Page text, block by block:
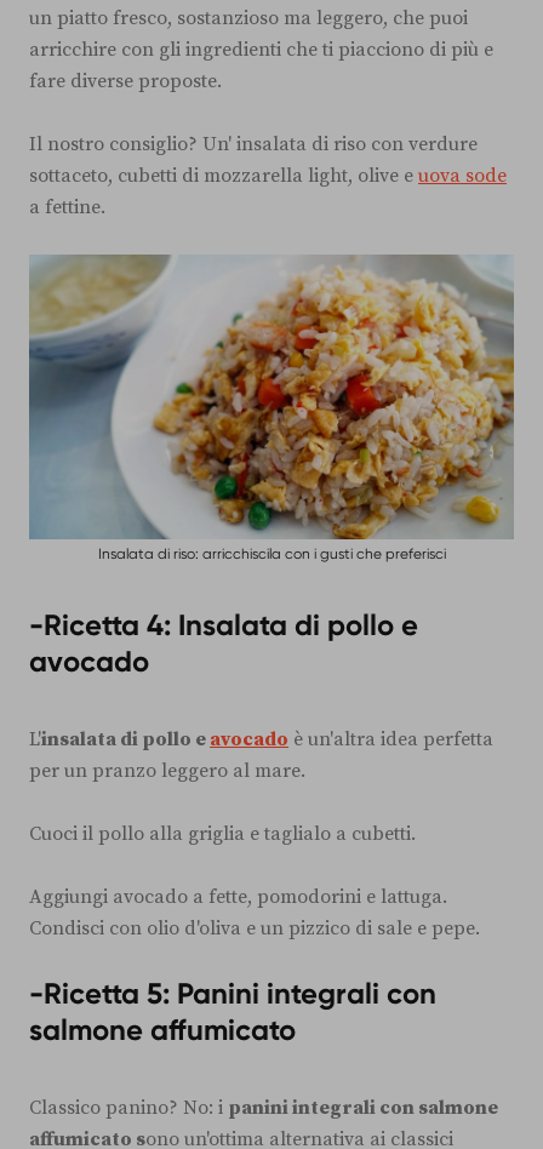
un piatto fresco, sostanzioso ma leggero, che puoi
arricchire con gli ingredienti che ti piacciono di più e
fare diverse proposte.
Il nostro consiglio? Un' insalata di riso con verdure
sottaceto, cubetti di mozzarella light, olive e uova sode
a fettine.
Insalata di riso: arricchiscila con i gusti che preferisci
-Ricetta 4: Insalata di pollo e
avocado
L'insalata di pollo e avocado è un'altra idea perfetta
per un pranzo leggero al mare.
Cuoci il pollo alla griglia e taglialo a cubetti.
Aggiungi avocado a fette, pomodorini e lattuga.
Condisci con olio d'oliva e un pizzico di sale e pepe.
-Ricetta 5: Panini integrali con
salmone affumicato
Classico panino? No: i panini integrali con salmone
affumicato sono un'ottima alternativa ai classici